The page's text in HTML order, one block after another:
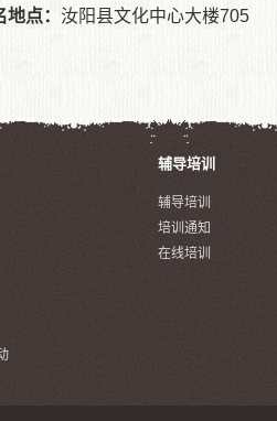
地点： 汝阳县文化中心大楼705
辅导培训
辅导培训
培训通知
在线培训